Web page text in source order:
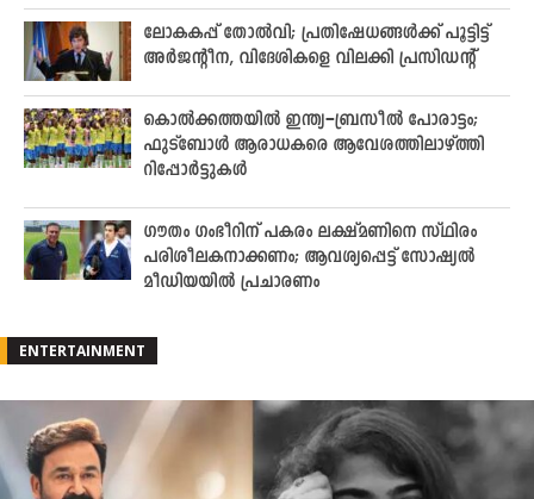
ലോകകപ്പ് തോല്‍വി; പ്രതിഷേധങ്ങള്‍ക്ക് പൂട്ടിട്ട്
അര്‍ജന്റീന, വിദേശികളെ വിലക്കി പ്രസിഡന്റ്
കൊൽക്കത്തയിൽ ഇന്ത്യ–ബ്രസീൽ പോരാട്ടം;
ഫുട്ബോൾ ആരാധകരെ ആവേശത്തിലാഴ്ത്തി
റിപ്പോർട്ടുകൾ
ഗൗതം ഗംഭീറിന് പകരം ലക്ഷ്മണിനെ സ്ഥിരം
പരിശീലകനാക്കണം; ആവശ്യപ്പെട്ട് സോഷ്യല്‍
മീഡിയയില്‍ പ്രചാരണം
ENTERTAINMENT